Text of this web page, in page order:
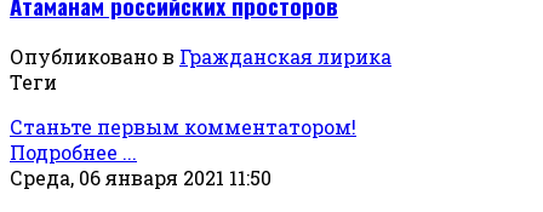
Опубликовано в Гражданская лирика
Теги
Станьте первым комментатором!
Подробнее ...
Среда, 06 января 2021 11:50